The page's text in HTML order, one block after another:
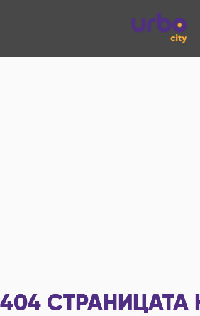
404 СТРАНИЦАТА